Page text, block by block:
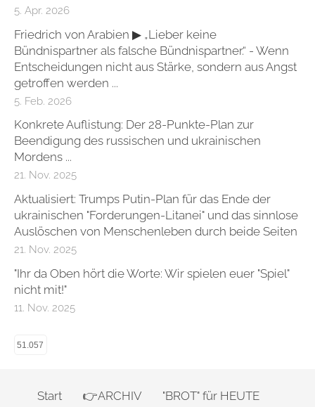
5. Apr. 2026
Friedrich von Arabien ▶ „Lieber keine
Bündnispartner als falsche Bündnispartner.“ - Wenn
Entscheidungen nicht aus Stärke, sondern aus Angst
getroffen werden ...
5. Feb. 2026
Konkrete Auflistung: Der 28-Punkte-Plan zur
Beendigung des russischen und ukrainischen
Mordens ...
21. Nov. 2025
Aktualisiert: Trumps Putin-Plan für das Ende der
ukrainischen "Forderungen-Litanei" und das sinnlose
Auslöschen von Menschenleben durch beide Seiten
21. Nov. 2025
"Ihr da Oben hört die Worte: Wir spielen euer "Spiel"
nicht mit!"
11. Nov. 2025
51.057
Start 👉ARCHIV
"BROT" für HEUTE